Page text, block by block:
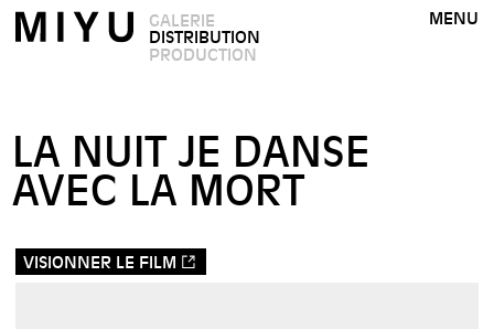
GALERIE
DISTRIBUTION
PRODUCTION
MENU
LA NUIT JE DANSE
AVEC LA MORT
VISIONNER LE FILM